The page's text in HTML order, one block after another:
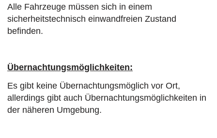
Alle Fahrzeuge müssen sich in einem
sicherheitstechnisch einwandfreien Zustand
befinden.
Übernachtungsmöglichkeiten:
Es gibt keine Übernachtungsmöglich vor Ort,
allerdings gibt auch Übernachtungsmöglichkeiten in
der näheren Umgebung.